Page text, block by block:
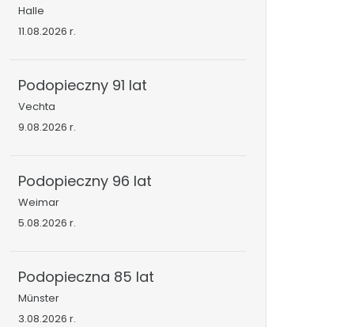
Halle
11.08.2026 r.
Podopieczny 91 lat
Vechta
9.08.2026 r.
Podopieczny 96 lat
Weimar
5.08.2026 r.
Podopieczna 85 lat
Münster
3.08.2026 r.